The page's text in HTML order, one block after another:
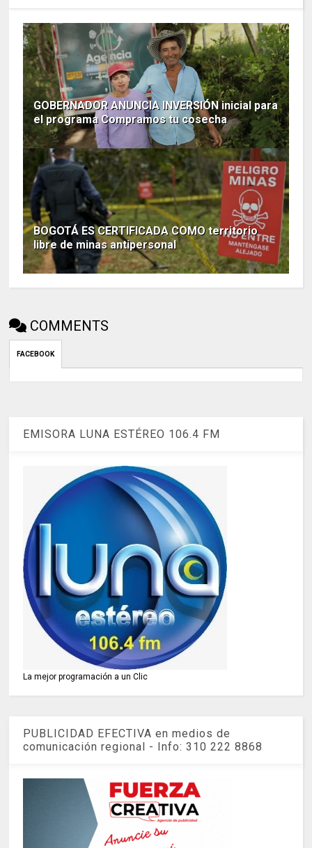
GOBERNADOR ANUNCIA INVERSIÓN inicial para
el programa Compramos tu cosecha
BOGOTÁ ES CERTIFICADA COMO territorio
libre de minas antipersonal
COMMENTS
FACEBOOK
EMISORA LUNA ESTÉREO 106.4 FM
La mejor programación a un Clic
PUBLICIDAD EFECTIVA en medios de
comunicación regional - Info: 310 222 8868